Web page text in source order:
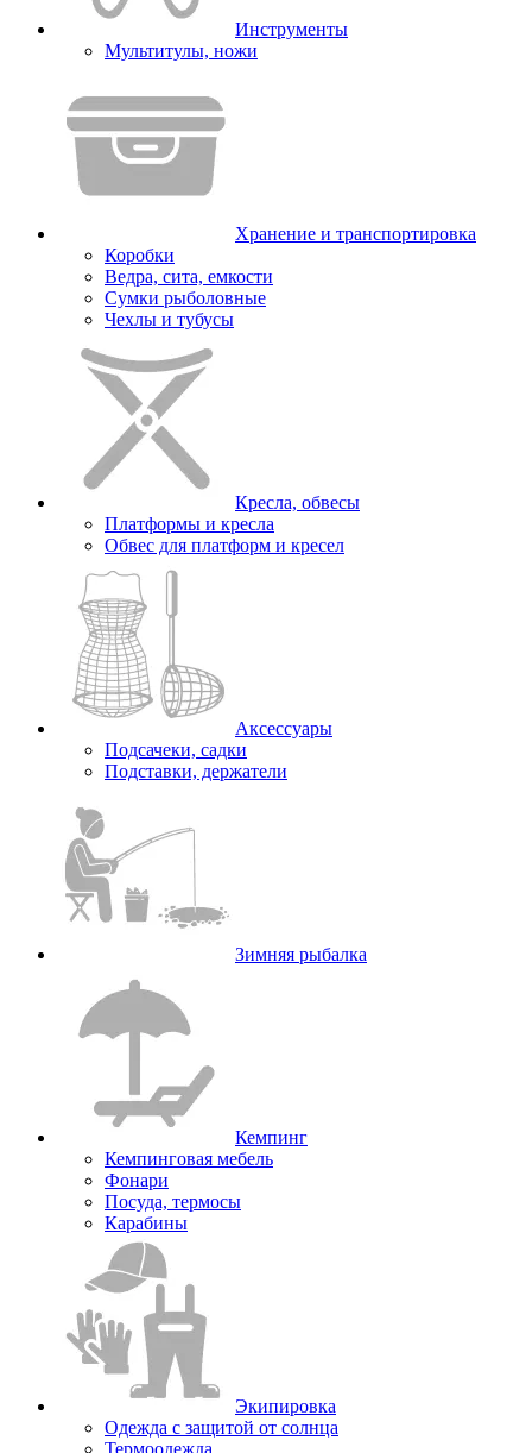
Инструменты
Мультитулы, ножи
Хранение и транспортировка
Коробки
Ведра, сита, емкости
Сумки рыболовные
Чехлы и тубусы
Кресла, обвесы
Платформы и кресла
Обвес для платформ и кресел
Аксессуары
Подсачеки, садки
Подставки, держатели
Зимняя рыбалка
Кемпинг
Кемпинговая мебель
Фонари
Посуда, термосы
Карабины
Экипировка
Одежда с защитой от солнца
Термоодежда